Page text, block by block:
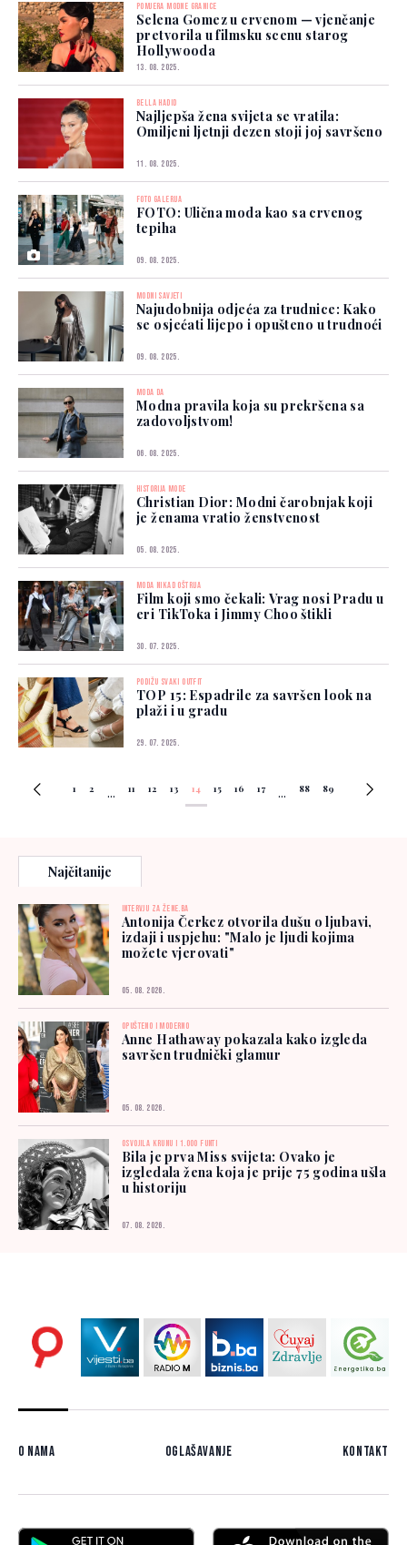
POMJERA MODNE GRANICE
Selena Gomez u crvenom — vjenčanje
pretvorila u filmsku scenu starog
Hollywooda
13. 08. 2025.
BELLA HADID
Najljepša žena svijeta se vratila:
Omiljeni ljetnji dezen stoji joj savršeno
11. 08. 2025.
FOTO GALERIJA
FOTO: Ulična moda kao sa crvenog
tepiha
09. 08. 2025.
MODNI SAVJETI
Najudobnija odjeća za trudnice: Kako
se osjećati lijepo i opušteno u trudnoći
09. 08. 2025.
MODA DA
Modna pravila koja su prekršena sa
zadovoljstvom!
06. 08. 2025.
HISTORIJA MODE
Christian Dior: Modni čarobnjak koji
je ženama vratio ženstvenost
05. 08. 2025.
MODA NIKAD OŠTRIJA
Film koji smo čekali: Vrag nosi Pradu u
eri TikToka i Jimmy Choo štikli
30. 07. 2025.
PODIŽU SVAKI OUTFIT
TOP 15: Espadrile za savršen look na
plaži i u gradu
29. 07. 2025.
1 2 ... 11 12 13 14 15 16 17 ... 88 89
Najčitanije
INTERVJU ZA ŽENE.BA
Antonija Čerkez otvorila dušu o ljubavi,
izdaji i uspjehu: "Malo je ljudi kojima
možete vjerovati"
05. 08. 2026.
OPUŠTENO I MODERNO
Anne Hathaway pokazala kako izgleda
savršen trudnički glamur
05. 08. 2026.
OSVOJILA KRUNU I 1.000 FUNTI
Bila je prva Miss svijeta: Ovako je
izgledala žena koja je prije 75 godina ušla
u historiju
07. 08. 2026.
O nama Oglašavanje Kontakt